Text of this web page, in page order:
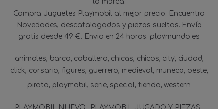
la marca.
Compra Juguetes Playmobil al mejor precio. Encuentra
Novedades, descatalogados y piezas sueltas. Envío
gratis desde 49 €. Envio en 24 horas. playmundo.es
animales barco caballero chicas chicos city ciudad
click corsario figures guerrero medieval muneco oeste
pirata playmobil serie special tienda western
PLAYMOBIL NUEVO
PLAYMOBIL JUGADO Y PIEZAS